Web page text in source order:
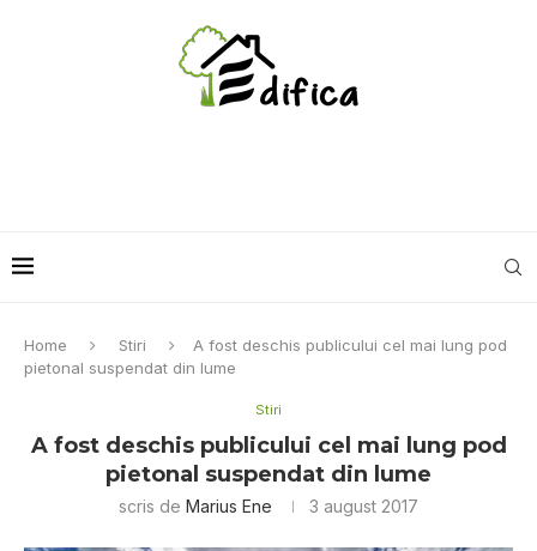
Home Stiri
A fost deschis publicului cel mai lung pod
pietonal suspendat din lume
Stiri
A fost deschis publicului cel mai lung pod
pietonal suspendat din lume
scris de Marius Ene 3 august 2017